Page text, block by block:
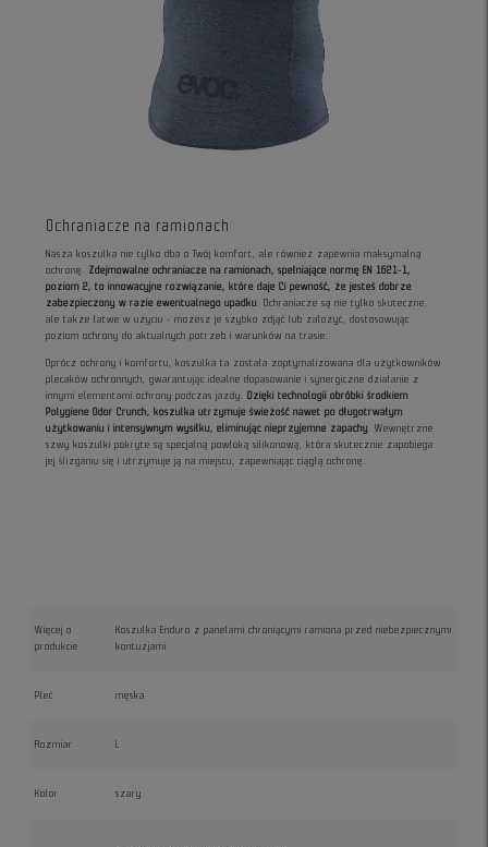
Ochraniacze na ramionach
Nasza koszulka nie tylko dba o Twój komfort, ale również zapewnia maksymalną
ochronę. Zdejmowalne ochraniacze na ramionach, spełniające normę EN 1621-1,
poziom 2, to innowacyjne rozwiązanie, które daje Ci pewność, że jesteś dobrze
zabezpieczony w razie ewentualnego upadku. Ochraniacze są nie tylko skuteczne,
ale także łatwe w użyciu - możesz je szybko zdjąć lub założyć, dostosowując
poziom ochrony do aktualnych potrzeb i warunków na trasie.
Oprócz ochrony i komfortu, koszulka ta została zoptymalizowana dla użytkowników
plecaków ochronnych, gwarantując idealne dopasowanie i synergiczne działanie z
innymi elementami ochrony podczas jazdy. Dzięki technologii obróbki środkiem
Polygiene Odor Crunch, koszulka utrzymuje świeżość nawet po długotrwałym
użytkowaniu i intensywnym wysiłku, eliminując nieprzyjemne zapachy. Wewnętrzne
szwy koszulki pokryte są specjalną powłoką silikonową, która skutecznie zapobiega
jej ślizganiu się i utrzymuje ją na miejscu, zapewniając ciągłą ochronę.
Więcej o
produkcie
Koszulka Enduro z panelami chroniącymi ramiona przed niebezpiecznymi
kontuzjami
Płeć męska
Rozmiar L
Kolor szary